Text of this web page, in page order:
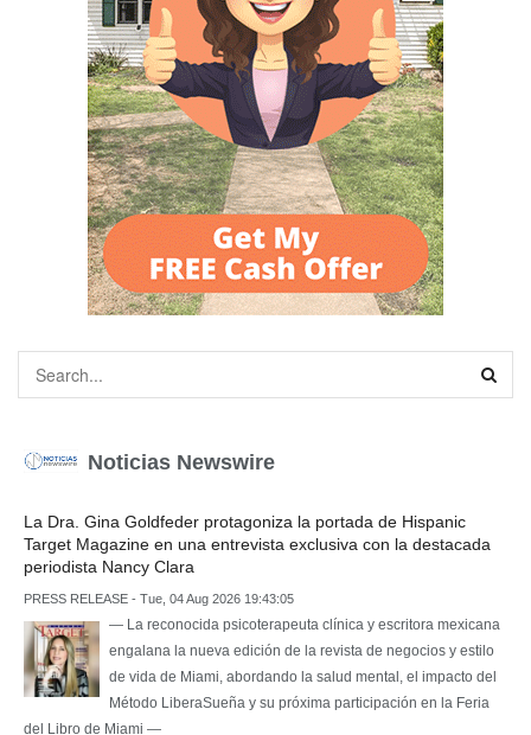
Noticias Newswire
La Dra. Gina Goldfeder protagoniza la portada de Hispanic
Target Magazine en una entrevista exclusiva con la destacada
periodista Nancy Clara
PRESS RELEASE - Tue, 04 Aug 2026 19:43:05
— La reconocida psicoterapeuta clínica y escritora mexicana
engalana la nueva edición de la revista de negocios y estilo
de vida de Miami, abordando la salud mental, el impacto del
Método LiberaSueña y su próxima participación en la Feria
del Libro de Miami —